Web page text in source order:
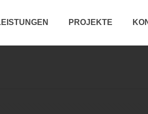
PROJEKTE